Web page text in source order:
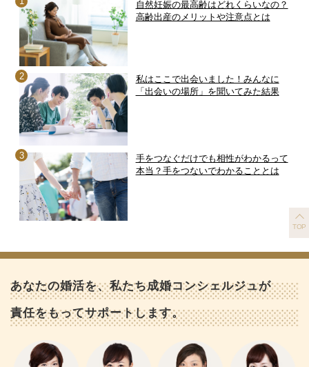
自然妊娠の最高齢はどれくらいなの？
高齢出産のメリットや注意点とは
私はここで出会いました！みんなに
「出会いの場所」を聞いてみた結果
手をつなぐだけでも相性がわかるって
本当？手をつないでわかることとは
TOP
あなたの婚活を、私たち成婚コンシェルジュが
責任をもってサポートします。